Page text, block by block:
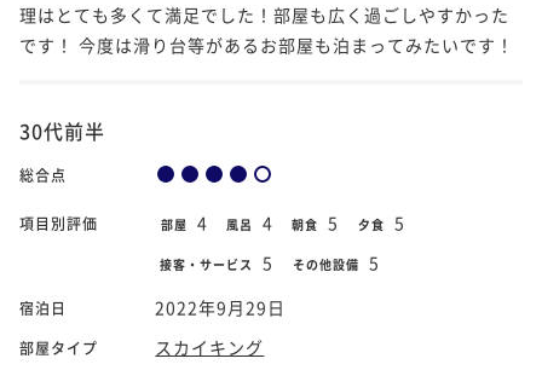
理はとても多くて満足でした！部屋も広く過ごしやすかった
です！ 今度は滑り台等があるお部屋も泊まってみたいです！
30代前半
総合点
項目別評価 部屋 4 風呂 4 朝食 5 夕食 5
接客・サービス 5 その他設備 5
宿泊日 2022年9月29日
部屋タイプ
スカイキング